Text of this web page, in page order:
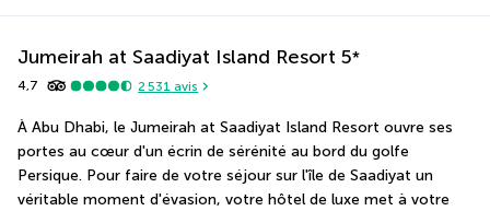
Jumeirah at Saadiyat Island Resort 5*
4,7 2 531 avis
À Abu Dhabi, le Jumeirah at Saadiyat Island Resort ouvre ses
portes au cœur d'un écrin de sérénité au bord du golfe
Persique. Pour faire de votre séjour sur l'île de Saadiyat un
véritable moment d'évasion, votre hôtel de luxe met à votre